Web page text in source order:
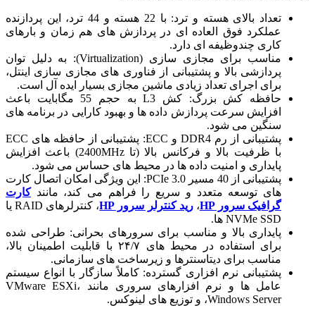
تعداد بالای هسته و ترد: با 22 هسته و 44 ترد، این پردازنده
عملکرد فوق العاده ای در پردازش های هم زمان و بارهای
کاری چندوظیفه ای دارد.
مناسب برای مجازی سازی (Virtualization): به دلیل توان
پردازشی بالا و پشتیبانی از فناوری های مجازی سازی اینتل،
برای اجرای تعداد زیادی ماشین مجازی بسیار ایده آل است.
حافظه کش بزرگ: کش L3 به حجم 55 مگابایت باعث
افزایش سرعت پردازش داده ها و بهبود کارایی در برنامه های
سنگین می شود.
پشتیبانی از رم DDR4 و ECC: پشتیبانی از حافظه های ECC
با ظرفیت بالا و فرکانس بالا (تا 2400MHz) باعث افزایش
پایداری و امنیت داده ها در محیط های حساس می شود.
پشتیبانی از 40 مسیر PCIe 3.0: این ویژگی امکان اتصال کارت
های توسعه متعدد و سریع را فراهم می کند، مانندکارت
گرافیک سرور HP
،رید کنترلر سرور HP
، کنترلرهای RAID یا
NVMe SSD ها.
پایداری بالا و مناسب برای سرورهای بحرانی: طراحی شده
برای استفاده در محیط های ۲۴/۷ با قابلیت اطمینان بالا،
مناسب برای دیتاسنترها و زیرساخت های سازمانی.
پشتیبانی نرم افزاری گسترده: کاملاً سازگار با انواع سیستم
عامل ها و نرم افزارهای سروری مانند VMware ESXi،
Windows Server، و توزیع های لینوکس.